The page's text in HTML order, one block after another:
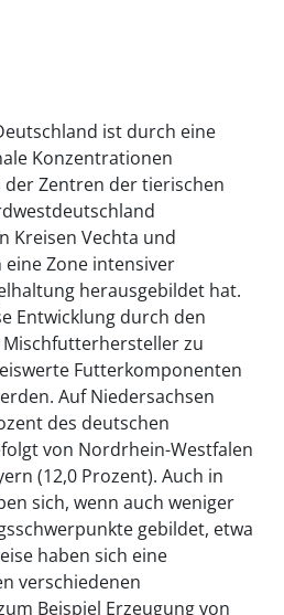
ist durch eine
Konzentrationen
der Zentren der tierischen
Kreisen Vechta und
eine Zone intensiver
herausgebildet hat.
Entwicklung durch den
zu
Futterkomponenten
Auf Niedersachsen
des deutschen
von Nordrhein-Westfalen
(12,0 Prozent). Auch in
sich, wenn auch weniger
gebildet, etwa
haben sich eine
verschiedenen
Beispiel Erzeugung von